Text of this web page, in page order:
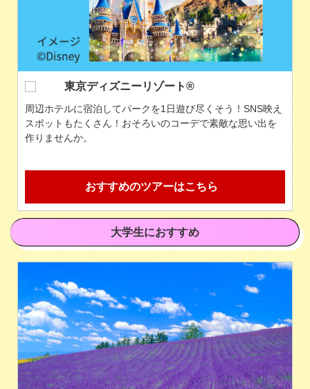
和歌山県
青い海と白い砂浜が広がる南紀白浜は、絶景の温泉や新鮮
な海の幸も魅力。アドベンチャーワールドもおすすめ！
おすすめのツアーはこちら
大学生におすすめ